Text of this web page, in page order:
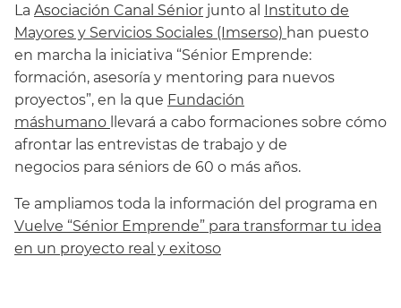
La Asociación Canal Sénior junto al Instituto de
Mayores y Servicios Sociales (Imserso) han puesto
en marcha la iniciativa “Sénior Emprende:
formación, asesoría y mentoring para nuevos
proyectos”, en la que Fundación
máshumano
llevará a cabo formaciones sobre cómo
afrontar las entrevistas de trabajo y de
negocios para séniors de 60 o más años.
Te ampliamos toda la información del programa en
Vuelve “Sénior Emprende” para transformar tu idea
en un proyecto real y exitoso